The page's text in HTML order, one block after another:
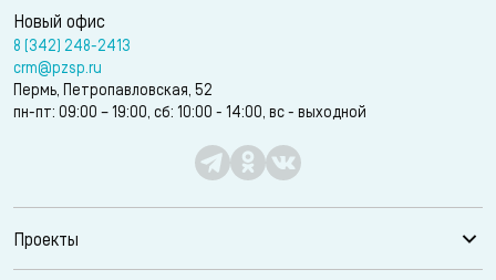
Новый офис
8 (342) 248-2413
crm@pzsp.ru
Пермь, Петропавловская, 52
пн-пт: 09:00 – 19:00, сб: 10:00 - 14:00, вс - выходной
Проекты